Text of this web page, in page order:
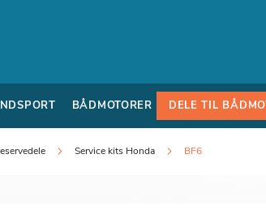
BÅDMOTORER DELE TIL
Service kits Honda BF6